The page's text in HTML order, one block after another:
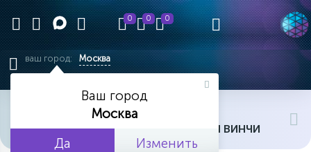
0 0 0
ваш город: Москва
Ваш город
Москва
Да
Изменить
гарантии
ГАРАНТИИ ОТ ПРОИЗВОДИТЕЛЯ ВИНЧИ